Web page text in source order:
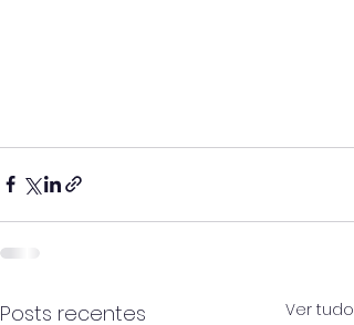
Posts recentes Ver tudo